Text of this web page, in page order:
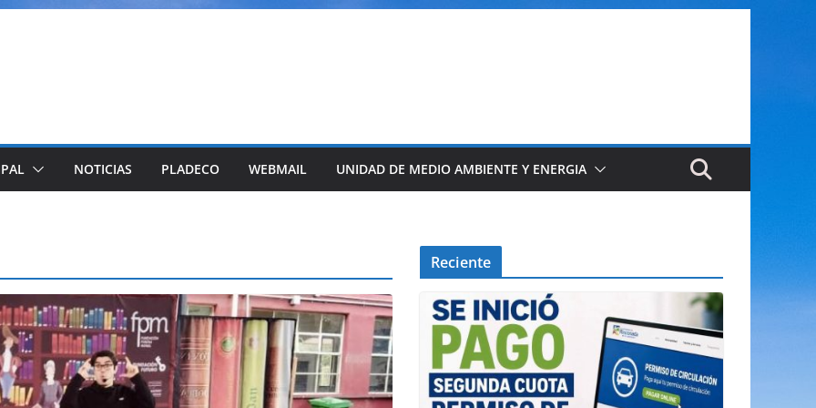
NOTICIAS PLADECO WEBMAIL UNIDAD DE MEDIO AMBIENTE Y ENERGIA
Reciente